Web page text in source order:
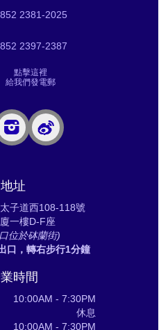
2381-2025
2397-2387
點擊這裡
給我們發電郵
地址
子道西108-118號
一樓D-F座
位於砵蘭街)
口，轉右步行1分鐘
時間
- 7:30PM
休息
- 7:30PM